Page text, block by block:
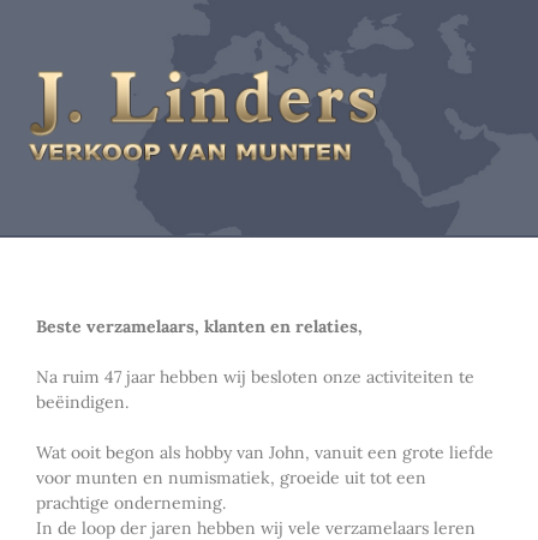
Beste verzamelaars, klanten en relaties,
Na ruim 47 jaar hebben wij besloten onze activiteiten te
beëindigen.
Wat ooit begon als hobby van John, vanuit een grote liefde
voor munten en numismatiek, groeide uit tot een
prachtige onderneming.
In de loop der jaren hebben wij vele verzamelaars leren